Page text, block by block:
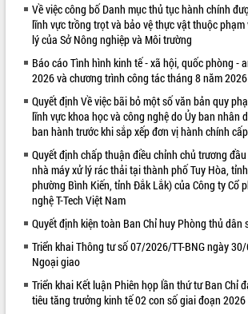
VIDEO
Loading the player...
Khám bệnh, cấp phát thuốc miễn phí
và tặng quà người dân xã Cư Pui
Hội nghị UBND tỉnh Đắk Lắk thường kỳ
tháng 7/2026
Lễ truy tặng danh hiệu “Bà Mẹ Việt
Nam Anh hùng” và trao Huân chương
Lao động
UBND tỉnh Đắk Lắk triển khai nhiệm
vụ 6 tháng cuối năm 2026
Kỳ họp thứ Hai, Hội đồng nhân dân
tỉnh khóa XI quyết nghị nhiều nội dung
ALBUM ẢNH
Về việc công bố Danh mục thủ tục hành chính
lĩnh vực trồng trọt và bảo vệ thực vật thuộc
lý của Sở Nông nghiệp và Môi trường
Báo cáo Tình hình kinh tế - xã hội, quốc phòng -
2026 và chương trình công tác tháng 8 năm 2026
Quyết định Về việc bãi bỏ một số văn bản quy
lĩnh vực khoa học và công nghệ do Ủy ban nhân
ban hành trước khi sắp xếp đơn vị hành chính
Quyết định chấp thuận điều chỉnh chủ trương
nhà máy xử lý rác thải tại thành phố Tuy Hòa,
phường Bình Kiến, tỉnh Đắk Lắk) của Công ty Cổ
nghệ T-Tech Việt Nam
Quyết định kiện toàn Ban Chỉ huy Phòng thủ dân
Triển khai Thông tư số 07/2026/TT-BNG ngày
Ngoại giao
Triển khai Kết luận Phiên họp lần thứ tư Ban Chỉ
tiêu tăng trưởng kinh tế 02 con số giai đoạn